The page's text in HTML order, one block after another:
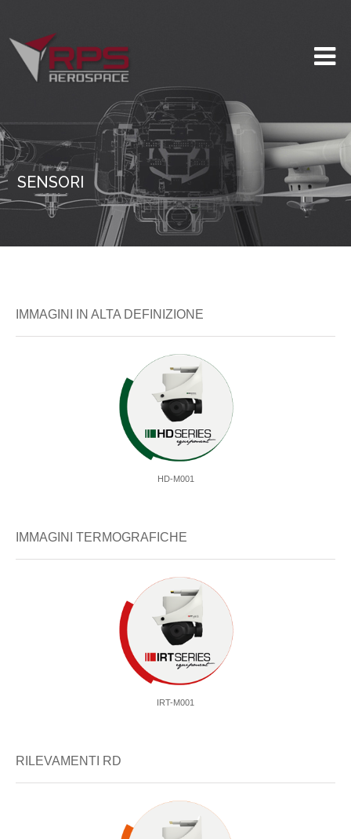
SENSORI
IMMAGINI IN ALTA DEFINIZIONE
HD-M001
IMMAGINI TERMOGRAFICHE
IRT-M001
RILEVAMENTI RD